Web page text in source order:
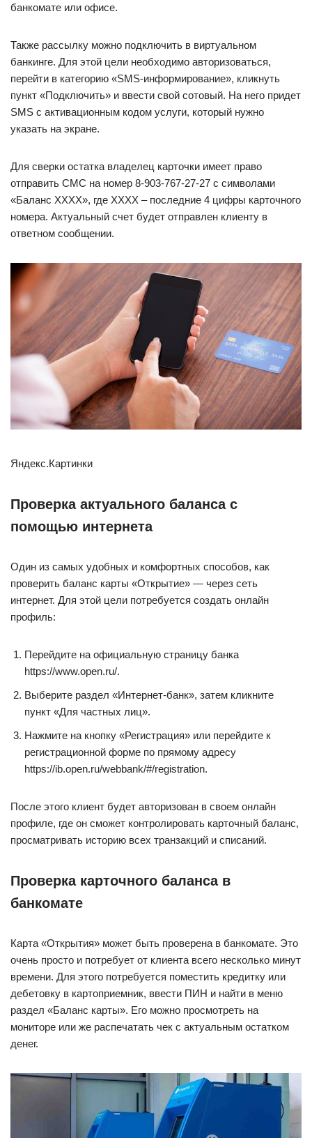
банкомате или офисе.
Также рассылку можно подключить в виртуальном
банкинге. Для этой цели необходимо авторизоваться,
перейти в категорию «SMS-информирование», кликнуть
пункт «Подключить» и ввести свой сотовый. На него придет
SMS с активационным кодом услуги, который нужно
указать на экране.
Для сверки остатка владелец карточки имеет право
отправить СМС на номер 8-903-767-27-27 с символами
«Баланс ХХХХ», где ХХХХ – последние 4 цифры карточного
номера. Актуальный счет будет отправлен клиенту в
ответном сообщении.
Яндекс.Картинки
Проверка актуального баланса с
помощью интернета
Один из самых удобных и комфортных способов, как
проверить баланс карты «Открытие» — через сеть
интернет. Для этой цели потребуется создать онлайн
профиль:
Перейдите на официальную страницу банка
https://www.open.ru/.
Выберите раздел «Интернет-банк», затем кликните
пункт «Для частных лиц».
Нажмите на кнопку «Регистрация» или перейдите к
регистрационной форме по прямому адресу
https://ib.open.ru/webbank/#/registration.
После этого клиент будет авторизован в своем онлайн
профиле, где он сможет контролировать карточный баланс,
просматривать историю всех транзакций и списаний.
Проверка карточного баланса в
банкомате
Карта «Открытия» может быть проверена в банкомате. Это
очень просто и потребует от клиента всего несколько минут
времени. Для этого потребуется поместить кредитку или
дебетовку в картоприемник, ввести ПИН и найти в меню
раздел «Баланс карты». Его можно просмотреть на
мониторе или же распечатать чек с актуальным остатком
денег.